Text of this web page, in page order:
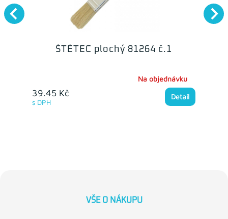
ŠTĚTEC plochý 81264 č.1
39.45 Kč
s DPH
Na objednávku
Detail
VŠE O NÁKUPU